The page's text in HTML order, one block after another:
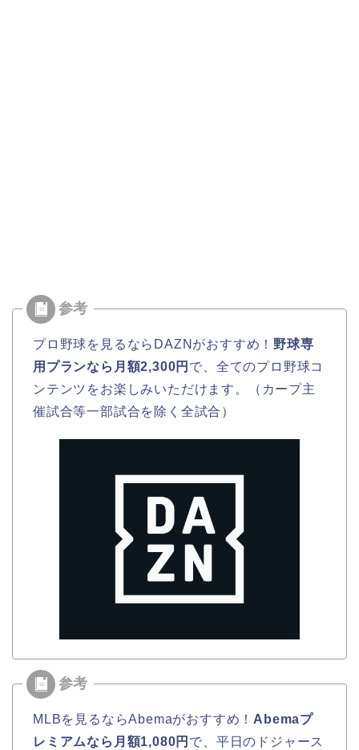
プロ野球を見るならDAZNがおすすめ！ 野球専
用プランなら月額2,300円 で、全てのプロ野球コ
ンテンツをお楽しみいただけます。（カープ主
催試合等一部試合を除く全試合）
MLBを見るならAbemaがおすすめ！ Abemaプ
レミアムなら月額1,080円 で、平日のドジャース